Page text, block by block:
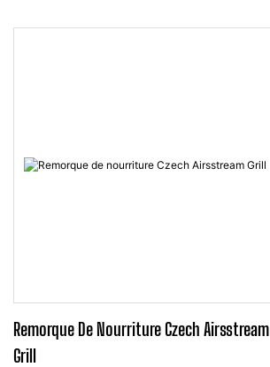
Remorque De Nourriture Czech Airsstream
Grill